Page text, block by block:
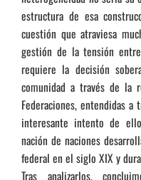
estructura de esa
cuestión que atraviesa
gestión de la tensión
requiere la decisión
comunidad a través de la
Federaciones, entendidas
interesante intento de
nación de naciones
federal en el siglo XIX y
Tras analizarlos,